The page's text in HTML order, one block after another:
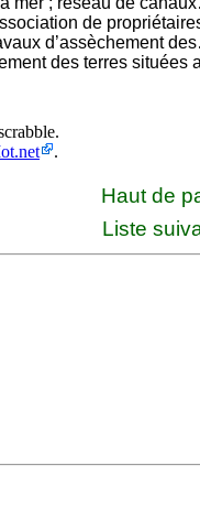
de
d’assèchement
des terres situées
.
Haut de
Liste